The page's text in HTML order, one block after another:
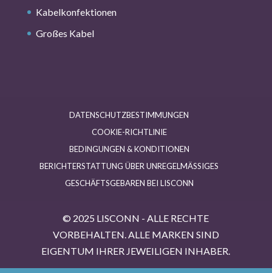
Kabelkonfektionen
Großes Kabel
DATENSCHUTZBESTIMMUNGEN
COOKIE-RICHTLINIE
BEDINGUNGEN & KONDITIONEN
BERICHTERSTATTUNG ÜBER UNREGELMÄSSIGES G
ESCHÄFTSGEBAREN BEI LISCONN
© 2025 LISCONN - ALLE RECHTE
VORBEHALTEN. ALLE MARKEN SIND
EIGENTUM IHRER JEWEILIGEN INHABER.